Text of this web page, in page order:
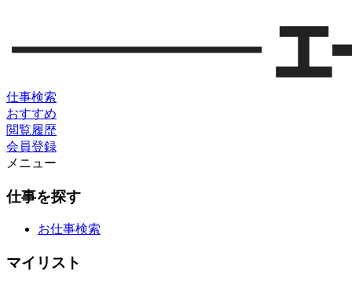
仕事検索
おすすめ
閲覧履歴
会員登録
メニュー
仕事を探す
お仕事検索
マイリスト